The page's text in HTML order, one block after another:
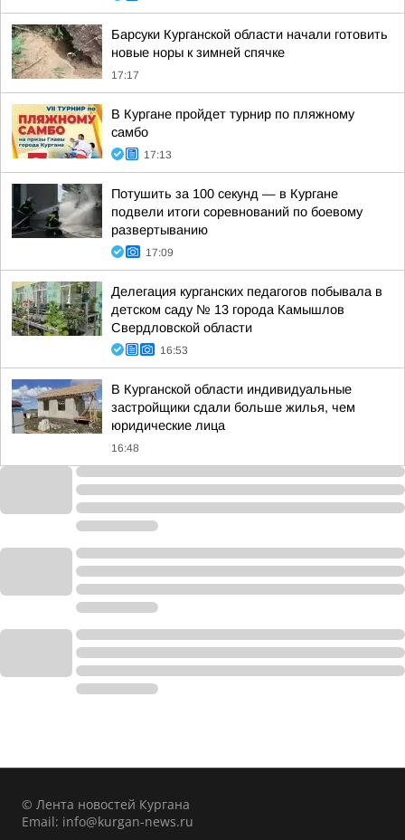
Барсуки Курганской области начали готовить
новые норы к зимней спячке
17:17
В Кургане пройдет турнир по пляжному
самбо
17:13
Потушить за 100 секунд — в Кургане
подвели итоги соревнований по боевому
развертыванию
17:09
Делегация курганских педагогов побывала в
детском саду № 13 города Камышлов
Свердловской области
16:53
В Курганской области индивидуальные
застройщики сдали больше жилья, чем
юридические лица
16:48
© Лента новостей Кургана
Email: info@kurgan-news.ru